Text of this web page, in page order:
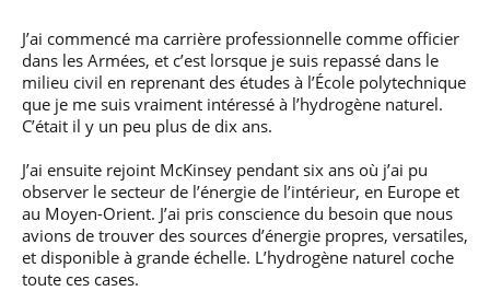
J’ai commencé ma carrière professionnelle comme officier
dans les Armées, et c’est lorsque je suis repassé dans le
milieu civil en reprenant des études à l’École polytechnique
que je me suis vraiment intéressé à l’hydrogène naturel.
C’était il y un peu plus de dix ans.
J’ai ensuite rejoint McKinsey pendant six ans où j’ai pu
observer le secteur de l’énergie de l’intérieur, en Europe et
au Moyen-Orient. J’ai pris conscience du besoin que nous
avions de trouver des sources d’énergie propres, versatiles,
et disponible à grande échelle. L’hydrogène naturel coche
toute ces cases.